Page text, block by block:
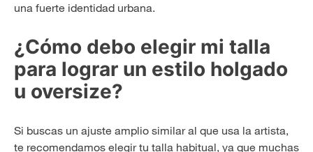
una fuerte identidad urbana.
¿Cómo debo elegir mi talla
para lograr un estilo holgado
u oversize?
Si buscas un ajuste amplio similar al que usa la artista,
te recomendamos elegir tu talla habitual, ya que muchas